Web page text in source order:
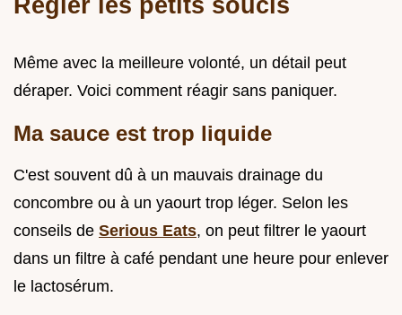
Même avec la meilleure volonté, un détail peut
déraper. Voici comment réagir sans paniquer.
Ma sauce est trop liquide
C'est souvent dû à un mauvais drainage du
concombre ou à un yaourt trop léger. Selon les
conseils de Serious Eats, on peut filtrer le yaourt
dans un filtre à café pendant une heure pour enlever
le lactosérum.